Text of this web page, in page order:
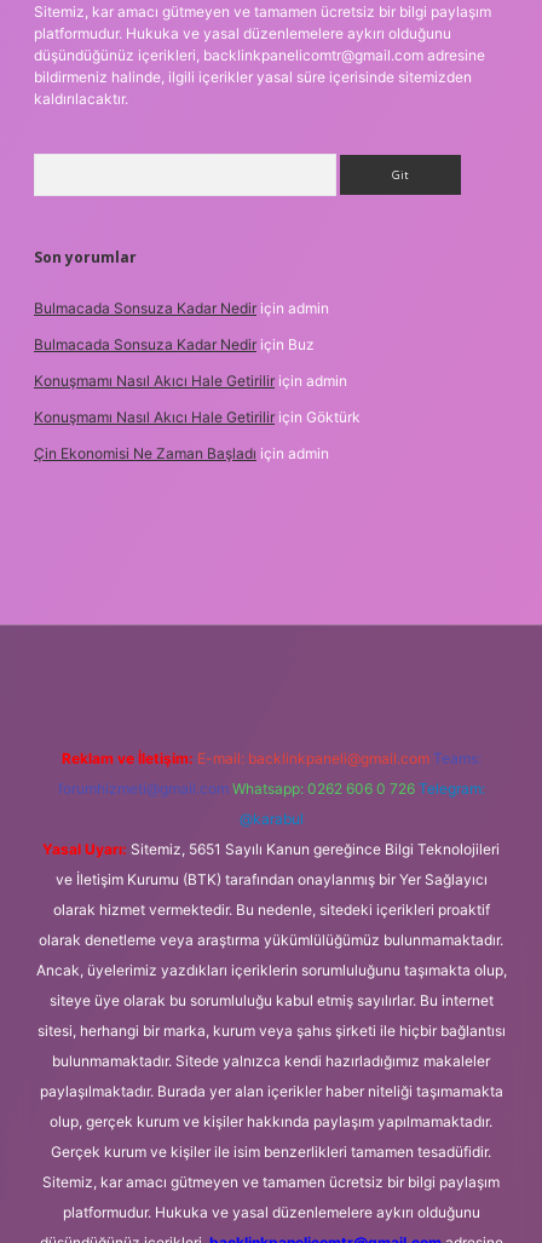
Sitemiz, kar amacı gütmeyen ve tamamen ücretsiz bir bilgi paylaşım
platformudur. Hukuka ve yasal düzenlemelere aykırı olduğunu
düşündüğünüz içerikleri, backlinkpanelicomtr@gmail.com adresine
bildirmeniz halinde, ilgili içerikler yasal süre içerisinde sitemizden
kaldırılacaktır.
Son yorumlar
Bulmacada Sonsuza Kadar Nedir için admin
Bulmacada Sonsuza Kadar Nedir için Buz
Konuşmamı Nasıl Akıcı Hale Getirilir için admin
Konuşmamı Nasıl Akıcı Hale Getirilir için Göktürk
Çin Ekonomisi Ne Zaman Başladı için admin
Reklam ve İletişim: E-mail: backlinkpaneli@gmail.com Teams:
forumhizmeti@gmail.com Whatsapp: 0262 606 0 726 Telegram:
@karabul
Yasal Uyarı: Sitemiz, 5651 Sayılı Kanun gereğince Bilgi Teknolojileri
ve İletişim Kurumu (BTK) tarafından onaylanmış bir Yer Sağlayıcı
olarak hizmet vermektedir. Bu nedenle, sitedeki içerikleri proaktif
olarak denetleme veya araştırma yükümlülüğümüz bulunmamaktadır.
Ancak, üyelerimiz yazdıkları içeriklerin sorumluluğunu taşımakta olup,
siteye üye olarak bu sorumluluğu kabul etmiş sayılırlar. Bu internet
sitesi, herhangi bir marka, kurum veya şahıs şirketi ile hiçbir bağlantısı
bulunmamaktadır. Sitede yalnızca kendi hazırladığımız makaleler
paylaşılmaktadır. Burada yer alan içerikler haber niteliği taşımamakta
olup, gerçek kurum ve kişiler hakkında paylaşım yapılmamaktadır.
Gerçek kurum ve kişiler ile isim benzerlikleri tamamen tesadüfidir.
Sitemiz, kar amacı gütmeyen ve tamamen ücretsiz bir bilgi paylaşım
platformudur. Hukuka ve yasal düzenlemelere aykırı olduğunu